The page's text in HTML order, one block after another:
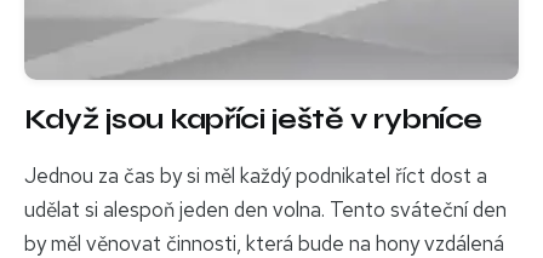
Když jsou kapříci ještě v rybníce
Jednou za čas by si měl každý podnikatel říct dost a
udělat si alespoň jeden den volna. Tento sváteční den
by měl věnovat činnosti, která bude na hony vzdálená